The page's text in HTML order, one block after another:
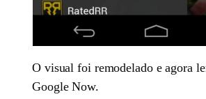
O visual foi remodelado e agora
Google Now.